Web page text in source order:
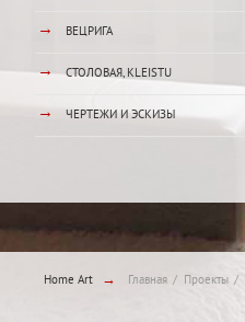
→ ВЕЦРИГА
→ СТОЛОВАЯ, KLEISTU
→ ЧЕРТЕЖИ И ЭСКИЗЫ
Home Art → Главная Проекты